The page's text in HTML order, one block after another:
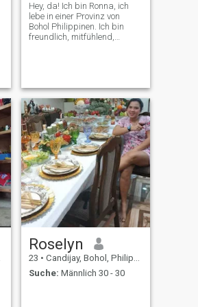
Hey, da! Ich bin Ronna, ich
lebe in einer Provinz von
Bohol Philippinen. Ich bin
freundlich, mitfühlend,
ich mich wirklich öffne. Ich
mag keine Männer, die blöd,
weiblich, unhöflich und
respektlos sind!
Roselyn
23 • Candijay, Bohol, Philippinen
Suche: Männlich 30 - 30